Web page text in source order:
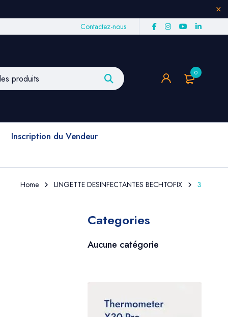
Contactez-nous
0
Inscription du Vendeur
Home LINGETTE DESINFECTANTES BECHTOFIX 3
Categories
Aucune catégorie